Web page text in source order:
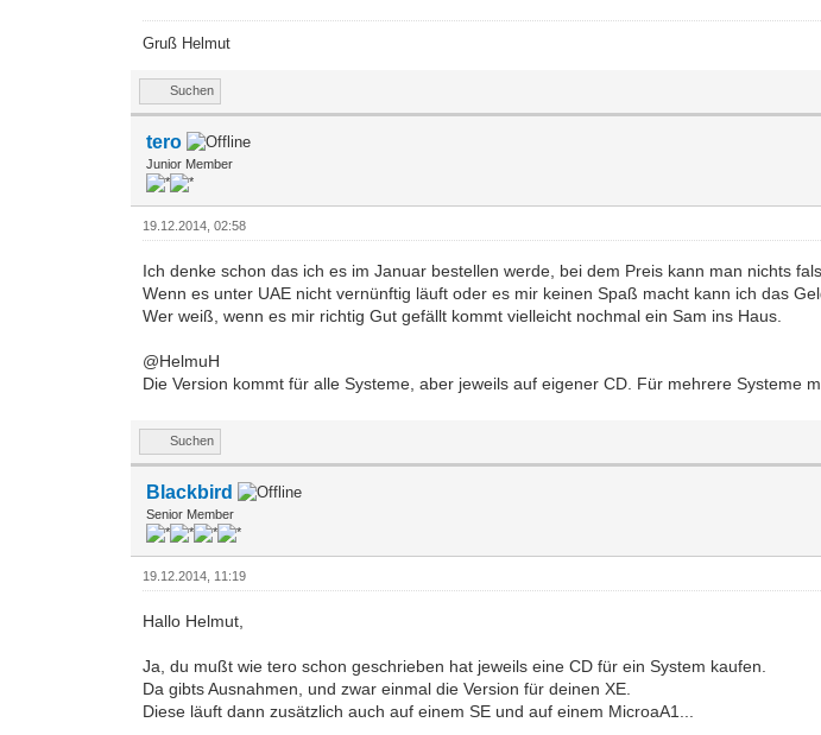
Gruß Helmut
Suchen
tero
Junior Member
19.12.2014, 02:58
Ich denke schon das ich es im Januar bestellen werde, bei dem Preis kann man nichts
Wenn es unter UAE nicht vernünftig läuft oder es mir keinen Spaß macht kann ich das
Wer weiß, wenn es mir richtig Gut gefällt kommt vielleicht nochmal ein Sam ins Haus.
@HelmuH
Die Version kommt für alle Systeme, aber jeweils auf eigener CD. Für mehrere Systeme
Suchen
Blackbird
Senior Member
19.12.2014, 11:19
Hallo Helmut,
Ja, du mußt wie tero schon geschrieben hat jeweils eine CD für ein System kaufen.
Da gibts Ausnahmen, und zwar einmal die Version für deinen XE.
Diese läuft dann zusätzlich auch auf einem SE und auf einem MicroaA1...